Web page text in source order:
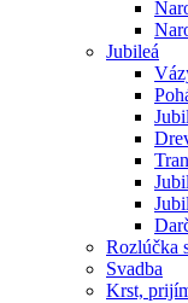
Jubileá
Rozlúčka
Svadba
Krst,